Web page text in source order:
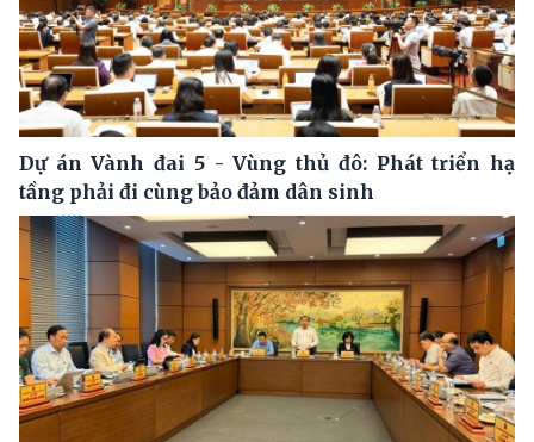
Dự án Vành đai 5 - Vùng thủ đô: Phát triển hạ
tầng phải đi cùng bảo đảm dân sinh